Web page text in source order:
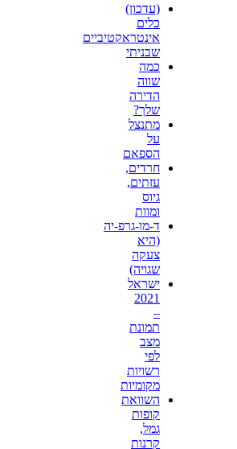
(עדכון)
כלים
אינטראקטיביים
שבניתי
כמה
שווה
הדירה
שלך?
מתנצל
על
הספאם
חרדים,
עזתים,
גיוס
ומוות
ד-מו-גרפ-יה
(היא
צעקה
שגויה)
ישראל
2021
–
תמונת
מצב
לפי
רשויות
מקומיות
השוואת
קופות
גמל,
קרנות